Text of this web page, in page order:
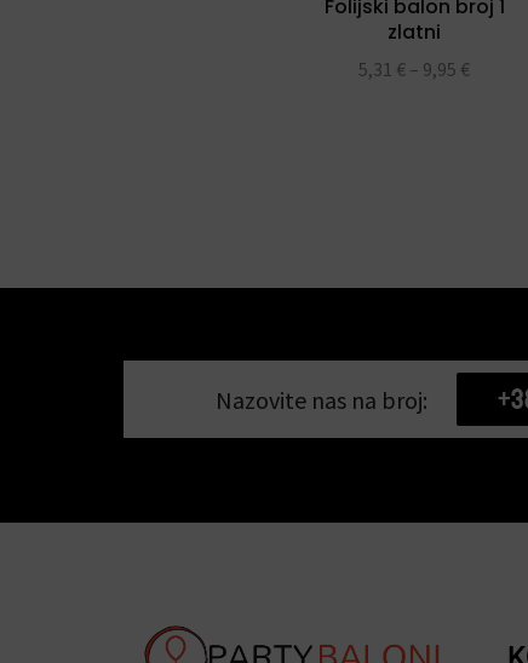
Folijski balon broj 1
zlatni
5,31 € – 9,95 €
Nazovite nas na broj: